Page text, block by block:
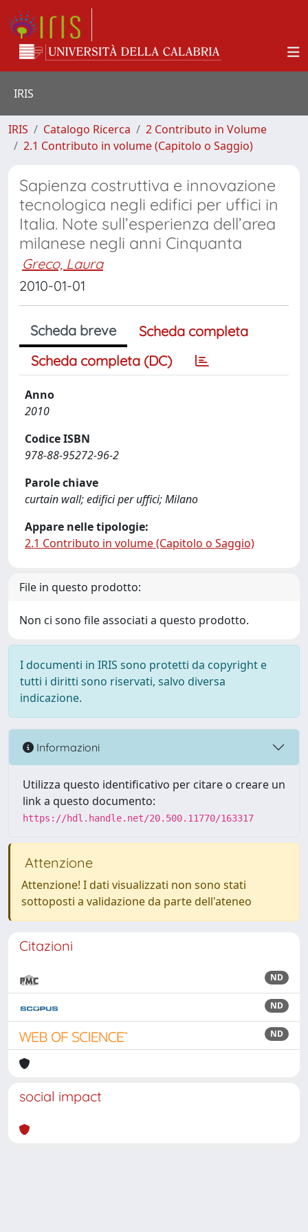
IRIS
IRIS Catalogo Ricerca
2 Contributo in Volume
2.1 Contributo in volume (Capitolo o Saggio)
Sapienza costruttiva e innovazione
tecnologica negli edifici per uffici in
Italia. Note sull’esperienza dell’area
milanese negli anni Cinquanta
Greco, Laura
2010-01-01
Scheda breve
Scheda completa
Scheda completa (DC)
Anno
2010
Codice ISBN
978-88-95272-96-2
Parole chiave
curtain wall; edifici per uffici; Milano
Appare nelle tipologie:
2.1 Contributo in volume (Capitolo o Saggio)
File in questo prodotto:
Non ci sono file associati a questo prodotto.
I documenti in IRIS sono protetti da copyright e
tutti i diritti sono riservati, salvo diversa
indicazione.
Informazioni
Utilizza questo identificativo per citare o creare un
link a questo documento:
https://hdl.handle.net/20.500.11770/163317
Attenzione
Attenzione! I dati visualizzati non sono stati
sottoposti a validazione da parte dell'ateneo
Citazioni
ND
ND
ND
social impact